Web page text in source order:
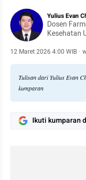
Yulius Evan
Dosen
Kesehatan
12 Maret 2026 4:00 WIB ·
Tulisan dari Yulius Evan
kumparan
Ikuti kumparan